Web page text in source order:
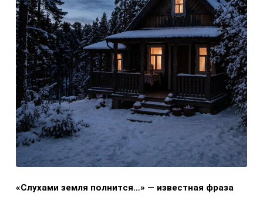
«Слухами земля полнится…» — известная фраза